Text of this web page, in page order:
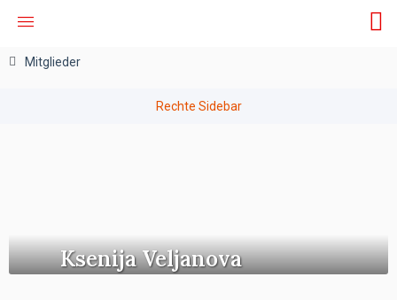
Mitglieder
Ksenija Veljanova